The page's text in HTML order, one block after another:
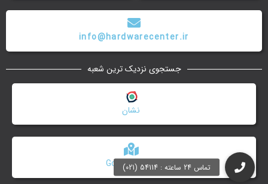
info@hardwarecenter.ir
جستجوی نزدیک ترین شعبه
Google Maps
نشان